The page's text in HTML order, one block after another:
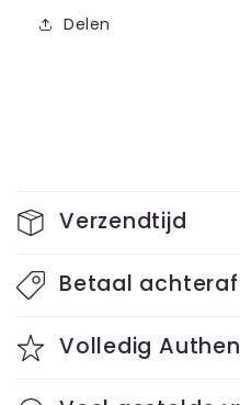
Delen
n
l
p
b
Verzendtijd
Betaal
Volledig